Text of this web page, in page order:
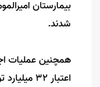
شدند.
اعتبار ۳۲ میلیارد تومان آغاز شد.